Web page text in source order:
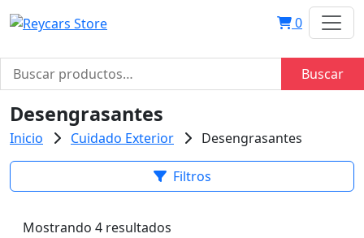
0
Buscar
por:
Buscar
Desengrasantes
Inicio Cuidado Exterior Desengrasantes
Filtros
Mostrando 4 resultados